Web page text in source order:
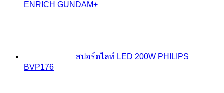
ENRICH GUNDAM+
สปอร์ตไลท์ LED 200W PHILIPS
BVP176